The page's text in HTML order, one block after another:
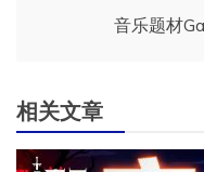
航
音乐题材
相关文章